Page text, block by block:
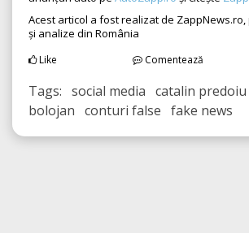
Acest articol a fost realizat de
și analize din România
Like Comentează
Tags: social media catalin
bolojan conturi false fake news